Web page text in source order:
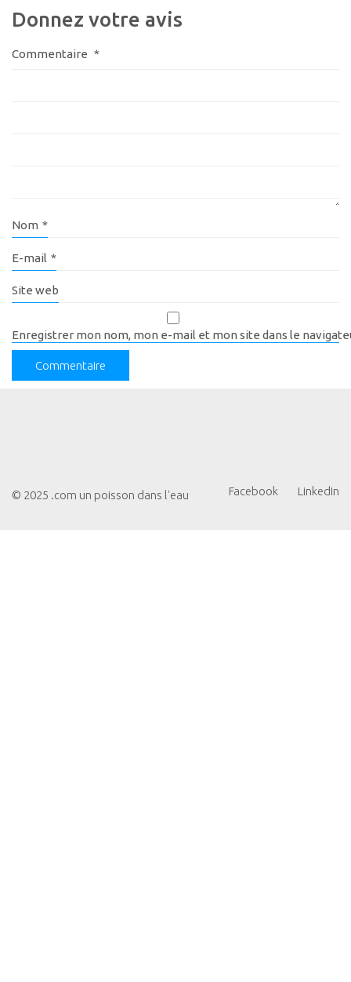
Donnez votre avis
Commentaire *
Nom *
E-mail *
Site web
Enregistrer mon nom, mon e-mail et mon site dans le
Facebook LinkedIn
© 2025 .com un poisson dans l'eau